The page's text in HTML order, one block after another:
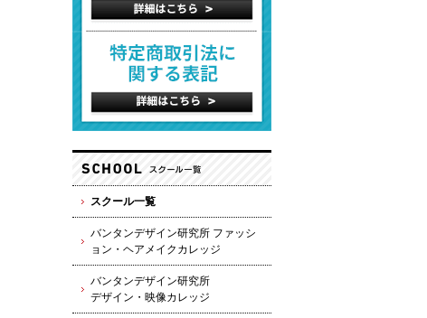
スクール一覧
バンタンデザイン研究所 ファッシ
ョン・ヘアメイクカレッジ
バンタンデザイン研究所
デザイン・映像カレッジ